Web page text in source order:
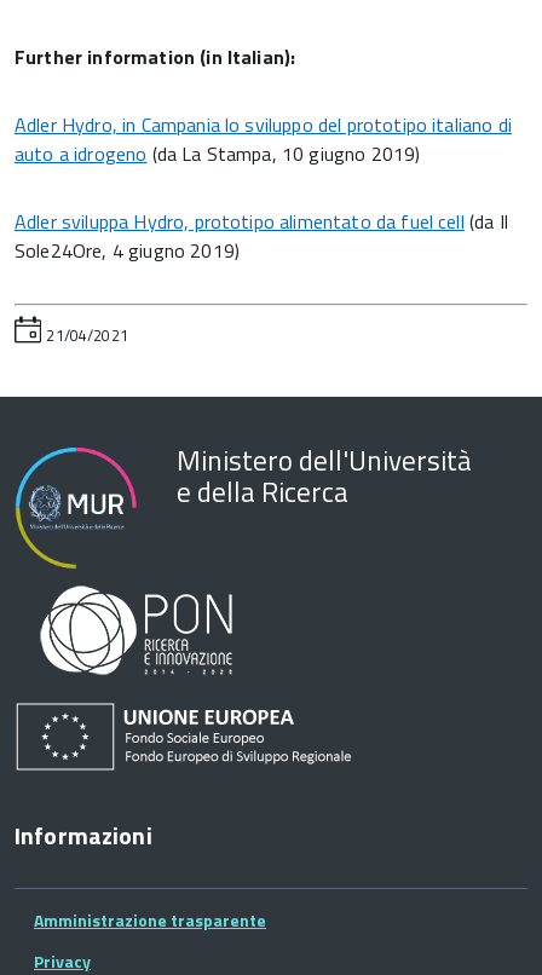
Further information (in Italian):
Adler Hydro, in Campania lo sviluppo del prototipo italiano di
auto a idrogeno (da La Stampa, 10 giugno 2019)
Adler sviluppa Hydro, prototipo alimentato da fuel cell (da Il
Sole24Ore, 4 giugno 2019)
21/04/2021
Ministero dell'Università
e della Ricerca
Informazioni
Amministrazione trasparente
Privacy